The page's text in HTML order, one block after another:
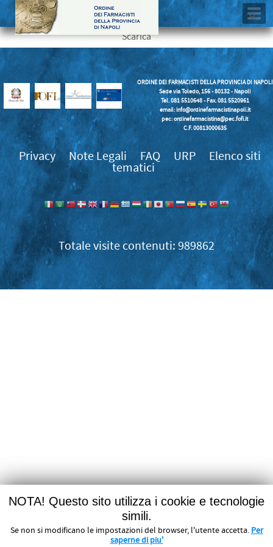
Scarica
ORDINE DEI FARMACISTI DELLA PROVINCIA DI NAPOLI
Sede via Toledo, 156 - 80132 - Napoli
Tel. 081 5510648 - Fax. 081 5520961
email:info@ordinefarmacistinapoli.it
pec: ordinefarmacistina@pec.fofi.it
C.F. 00813000635
Privacy Note Legali FAQ URP
Elenco siti
tematici
989862
NOTA! Questo sito utilizza i cookie e tecnologie
simili.
Se non si modificano le impostazioni del browser, l'utente accetta. Per
saperne di piu'